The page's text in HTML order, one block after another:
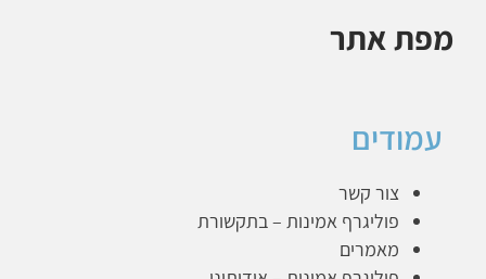
מפת אתר
עמודים
צור קשר
פוליגרף אמינות – בתקשורת
מאמרים